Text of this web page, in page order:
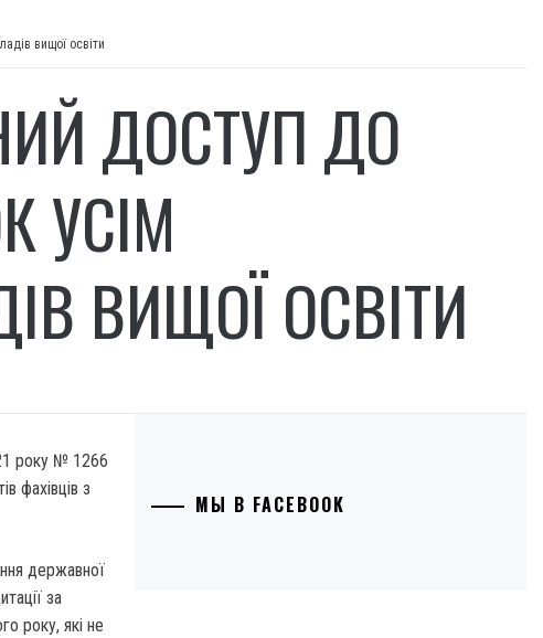
вищої освіти
ДОСТУП ДО
УСІМ
ВИЩОЇ ОСВІТИ
року № 1266
фахівців з
державної
за
року, які не
МЫ В FACEBOOK